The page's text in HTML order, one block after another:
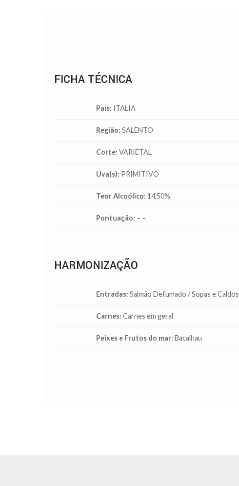
FICHA TÉCNICA
País: ITALIA
Região: SALENTO
Corte: VARIETAL
Uva(s): PRIMITIVO
Teor Alcoólico: 14,50%
Pontuação: – –
HARMONIZAÇÃO
Entradas: Salmão Defumado / Sopas e Caldos
Carnes: Carnes em geral
Peixes e Frutos do mar: Bacalhau